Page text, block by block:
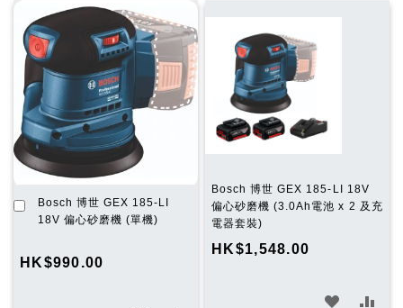
Bosch 博世 GEX 185-LI
18V 偏心砂磨機 (單機)
HK$990.00
加
入
車
Bosch 博世 GEX 185-LI 18V
偏心砂磨機 (3.0Ah電池 x 2 及充
電器套裝)
HK$1,548.00